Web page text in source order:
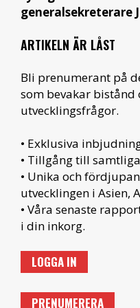
generalsekreterare
ARTIKELN ÄR LÅST
Bli prenumerant på
som bevakar bistånd
utvecklingsfrågor.
• Exklusiva
• Tillgång till
• Unika och
utvecklingen i Asien,
• Våra senaste
i din inkorg.
LOGGA IN
PRENUMERERA